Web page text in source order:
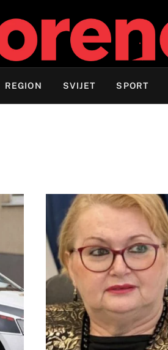
REGION SVIJET SPORT